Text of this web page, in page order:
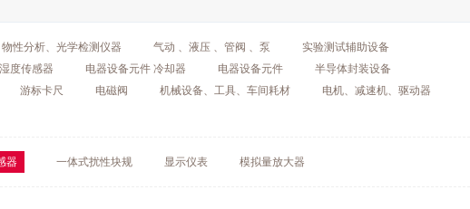
物性分析、光学检测仪器 气动 、液压 、管阀 、泵
实验测试辅助设备
度传感器 电器设备元件 冷却器 电器设备元件
半导体封装设备
游标卡尺 电磁阀 机械设备、工具、车间耗材
电机、减速机、驱动器
器 一体式扰性块规 显示仪表 模拟量放大器